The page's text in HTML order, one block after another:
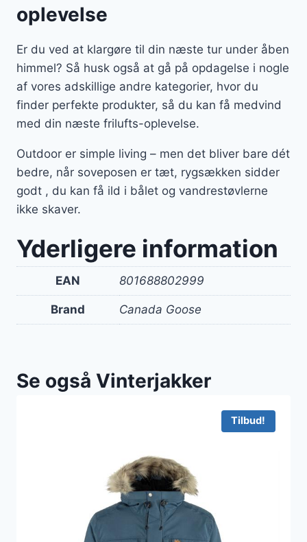
oplevelse
Er du ved at klargøre til din næste tur under åben
himmel? Så husk også at gå på opdagelse i nogle
af vores adskillige andre kategorier, hvor du
finder perfekte produkter, så du kan få medvind
med din næste frilufts-oplevelse.
Outdoor er simple living – men det bliver bare dét
bedre, når soveposen er tæt, rygsækken sidder
godt , du kan få ild i bålet og vandrestøvlerne
ikke skaver.
Yderligere information
EAN 801688802999
Brand Canada Goose
Se også Vinterjakker
Tilbud!